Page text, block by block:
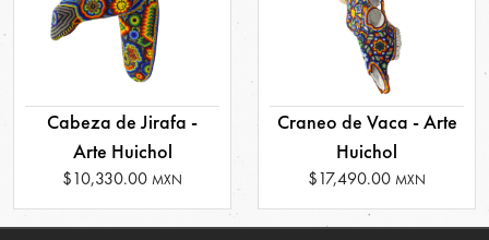
Cabeza de Jirafa -
Arte Huichol
$10,330.00 MXN
Craneo de Vaca - Arte
Huichol
$17,490.00 MXN